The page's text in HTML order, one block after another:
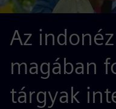
Az
magában
tárgyak